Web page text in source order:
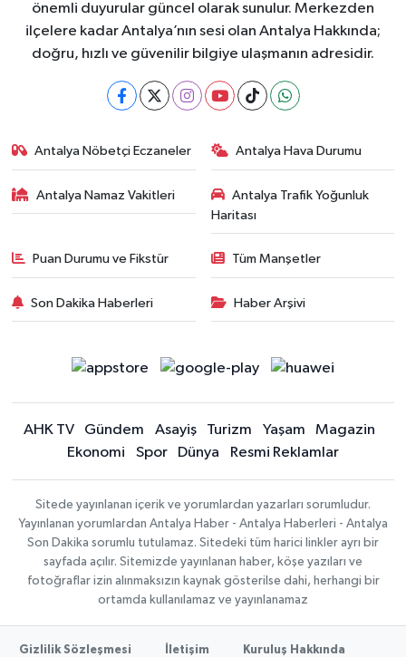
önemli duyurular güncel olarak sunulur. Merkezden
ilçelere kadar Antalya’nın sesi olan Antalya Hakkında;
doğru, hızlı ve güvenilir bilgiye ulaşmanın adresidir.
Antalya Nöbetçi Eczaneler Antalya Hava Durumu
Antalya Namaz Vakitleri
Antalya Trafik Yoğunluk
Haritası
Puan Durumu ve Fikstür Tüm Manşetler
Son Dakika Haberleri Haber Arşivi
AHK TV Gündem Asayiş Turizm Yaşam
Magazin
Ekonomi
Spor Dünya Resmi Reklamlar
Sitede yayınlanan içerik ve yorumlardan yazarları sorumludur.
Yayınlanan yorumlardan Antalya Haber - Antalya Haberleri - Antalya
Son Dakika sorumlu tutulamaz. Sitedeki tüm harici linkler ayrı bir
sayfada açılır. Sitemizde yayınlanan haber, köşe yazıları ve
fotoğraflar izin alınmaksızın kaynak gösterilse dahi, herhangi bir
ortamda kullanılamaz ve yayınlanamaz
Gizlilik Sözleşmesi İletişim Kuruluş Hakkında